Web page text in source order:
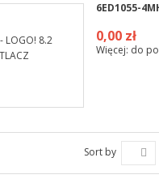
6ED1055-
0,00 zł
Więcej: do
Sort by